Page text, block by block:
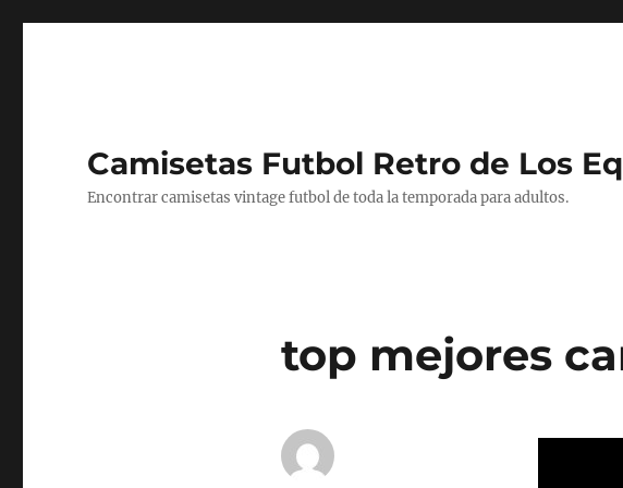
Camisetas Futbol Retro de Los
Encontrar camisetas vintage futbol de toda la temporada para adultos.
top mejores